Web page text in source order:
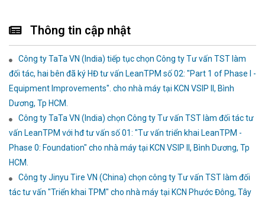
Thông tin cập nhật
Công ty TaTa VN (India) tiếp tục chọn Công ty Tư vấn TST làm
đối tác, hai bên đã ký HĐ tư vấn LeanTPM số 02: "Part 1 of Phase I -
Equipment Improvements". cho nhà máy tại KCN VSIP II, Bình
Dương, Tp HCM.
Công ty TaTa VN (India) chọn Công ty Tư vấn TST làm đối tác tư
vấn LeanTPM với hđ tư vấn số 01: "Tư vấn triển khai LeanTPM -
Phase 0: Foundation" cho nhà máy tại KCN VSIP II, Bình Dương, Tp
HCM.
Công ty Jinyu Tire VN (China) chọn công ty Tư vấn TST làm đối
tác tư vấn "Triển khai TPM" cho nhà máy tại KCN Phước Đông, Tây